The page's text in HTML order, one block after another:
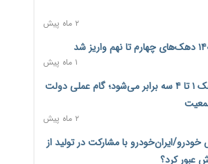
شمشیر دولبه مهار تورم و تأمین مالی
و بودجه آغاز می‌شود؛ نسخه انضباط
عوارض گمرکی قدرت خرید مردم را نشانه
۲ ماه پیش
۱ ماه پیش
یارانه خانواده‌های دهک ۱ تا ۴ سه برابر می‌شود؛ گام عملی دولت
۲ ماه پیش
خودرو/ایران‌خودرو با مشارکت در تولید از
کرد؟